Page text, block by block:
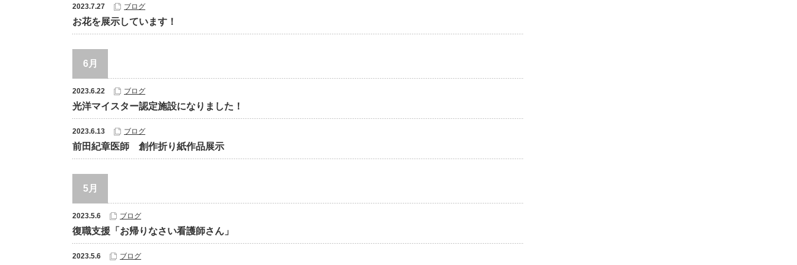
2023.7.27 ブログ
お花を展示しています！
6月
2023.6.22 ブログ
光洋マイスター認定施設になりました！
2023.6.13 ブログ
前田紀章医師 創作折り紙作品展示
5月
2023.5.6 ブログ
復職支援「お帰りなさい看護師さん」
2023.5.6 ブログ